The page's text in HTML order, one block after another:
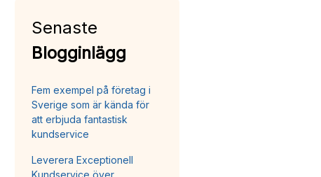
Senaste
Blogginlägg
Fem exempel på företag i
Sverige som är kända för
att erbjuda fantastisk
kundservice
Leverera Exceptionell
Kundservice över